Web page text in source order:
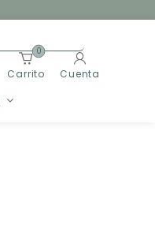
Carrito
0
Cuenta